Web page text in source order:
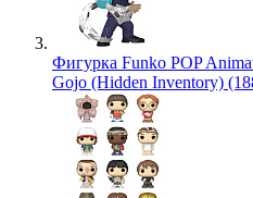
Фигурка Funko POP
Gojo (Hidden Inventory)